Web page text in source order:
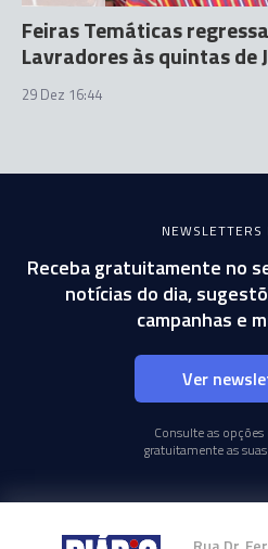
Feiras Temáticas
Lavradores às quintas de
29 Dez 16:44
NEWSLETTERS
Receba gratuitamente no
notícias do dia,
campanhas e
Ver
Consulte as opções
gratuitamente as